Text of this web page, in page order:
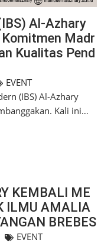
Al-Azhary
Madr
Kualitas Pend
EVENT
(IBS) Al-Azhary
Kali ini…
KEMBALI ME
ILMU AMALIA
BREBES
EVENT